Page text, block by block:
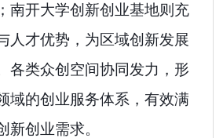
南开大学创新创业基地则充
人才优势，为区域创新发展
各类众创空间协同发力，形
域的创业服务体系，有效满
新创业需求。